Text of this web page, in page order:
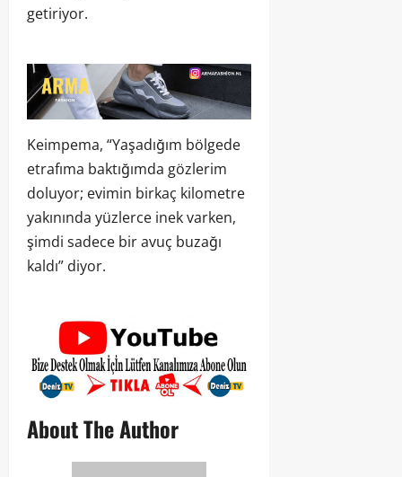
getiriyor.
Keimpema, “Yaşadığım bölgede
etrafıma baktığımda gözlerim
doluyor; evimin birkaç kilometre
yakınında yüzlerce inek varken,
şimdi sadece bir avuç buzağı
kaldı” diyor.
About The Author